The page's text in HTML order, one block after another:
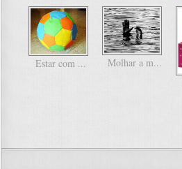
Estar com ...
Molhar a m...